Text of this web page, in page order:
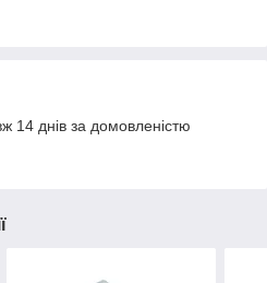
14 днів за домовленістю